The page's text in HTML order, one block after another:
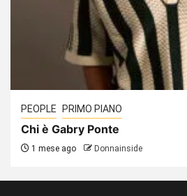
PEOPLE PRIMO PIANO
Chi è Gabry Ponte
1 mese ago Donnainside